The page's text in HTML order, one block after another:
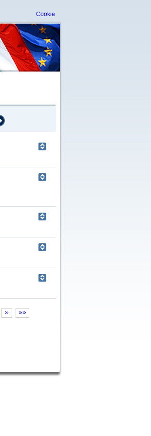
Cookie
» »»